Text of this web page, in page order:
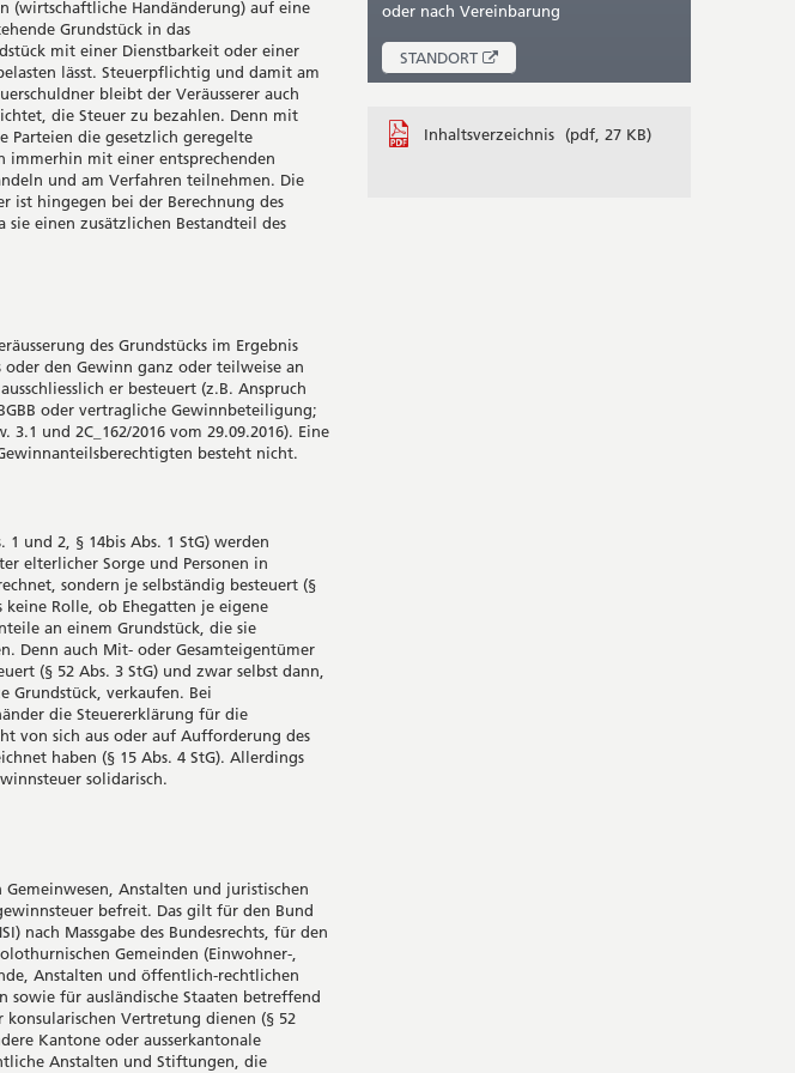
(wirtschaftliche Handänderung) auf eine
Grundstück in das
mit einer Dienstbarkeit oder einer
lässt. Steuerpflichtig und damit am
bleibt der Veräusserer auch
die Steuer zu bezahlen. Denn mit
Parteien die gesetzlich geregelte
immerhin mit einer entsprechenden
und am Verfahren teilnehmen. Die
ist hingegen bei der Berechnung des
sie einen zusätzlichen Bestandteil des
des Grundstücks im Ergebnis
den Gewinn ganz oder teilweise an
er besteuert (z.B. Anspruch
oder vertragliche Gewinnbeteiligung;
3.1 und 2C_162/2016 vom 29.09.2016). Eine
besteht nicht.
1 und 2, § 14bis Abs. 1 StG) werden
elterlicher Sorge und Personen in
sondern je selbständig besteuert (§
keine Rolle, ob Ehegatten je eigene
an einem Grundstück, die sie
Denn auch Mit- oder Gesamteigentümer
(§ 52 Abs. 3 StG) und zwar selbst dann,
Grundstück, verkaufen. Bei
die Steuererklärung für die
von sich aus oder auf Aufforderung des
haben (§ 15 Abs. 4 StG). Allerdings
solidarisch.
Anstalten und juristischen
befreit. Das gilt für den Bund
nach Massgabe des Bundesrechts, für den
Gemeinden (Einwohner-,
Anstalten und öffentlich-rechtlichen
für ausländische Staaten betreffend
Vertretung dienen (§ 52
Kantone oder ausserkantonale
Anstalten und Stiftungen, die
oder nach Vereinbarung
STANDORT
ÖFFNET
IN
Inhaltsverzeichnis (pdf, 27 KB)